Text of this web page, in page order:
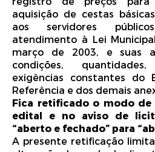
o prazo legal no sítio
General Salgado/SP e na
pregão.
Início do recebimento das
às 08h00min, horário de
www.bnc.org.br.
Encerramento do
25/05/2026, às 08h30min,
do site www.bnc.org.br.
Abertura da sessão pública
25/05/2026, às 09h00min,
do site www.bnc.org.br.
Modo de disputa:aberto e
Local da sessão pública:
aquisição de cestas
aos servidores
atendimento à Lei
março de 2003, e suas
condições,
exigências constantes do
Referência e dos demais
Fica retificado o modo
edital e no aviso de
“aberto e fechado” para
A presente retificação